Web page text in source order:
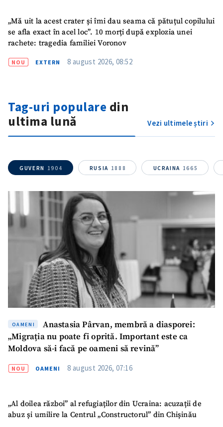
„Mă uit la acest crater și îmi dau seama că pătuțul copilului
se afla exact în acel loc”. 10 morți după explozia unei
rachete: tragedia familiei Voronov
NOU EXTERN 8 august 2026, 08:52
Tag-uri populare din
ultima lună
Vezi ultimele știri
GUVERN 1904 RUSIA 1888 UCRAINA 1665
OAMENI
Anastasia Pârvan, membră a diasporei:
„Migrația nu poate fi oprită. Important este ca
Moldova să-i facă pe oameni să revină”
NOU OAMENI 8 august 2026, 07:16
„Al doilea război” al refugiaților din Ucraina: acuzații de
abuz și umilire la Centrul „Constructorul” din Chișinău
Titlu știre
+ Adaugă titlu